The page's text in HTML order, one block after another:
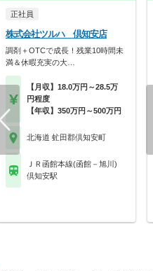
正社員
株式会社ツルハ 倶知安店
調剤＋OTCで成長！残業10時間未
満＆休暇充実の大…
【月収】18.0万円～28.5万
円程度
【年収】350万円～500万円
北海道 虻田郡倶知安町
ＪＲ函館本線(函館－旭川)
倶知安駅